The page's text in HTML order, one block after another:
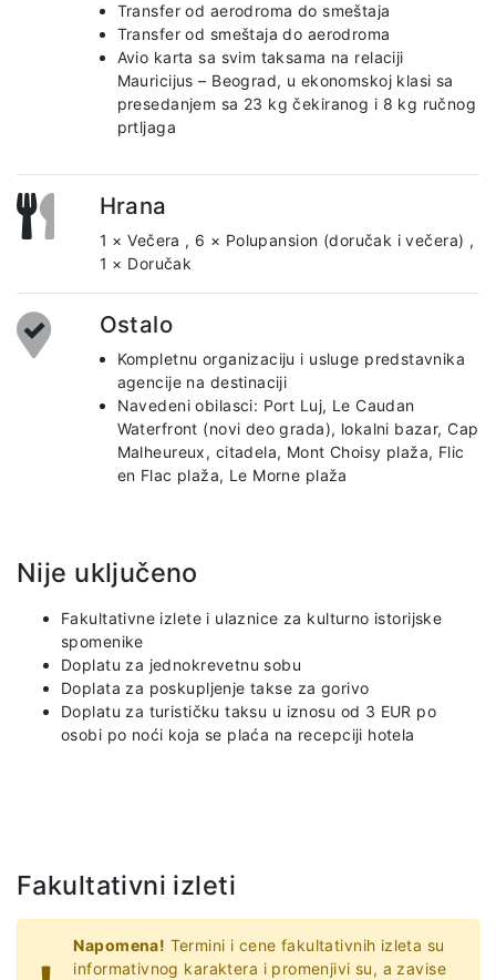
Transfer od aerodroma do smeštaja
Transfer od smeštaja do aerodroma
Avio karta sa svim taksama na relaciji
Mauricijus – Beograd, u ekonomskoj klasi sa
presedanjem sa 23 kg čekiranog i 8 kg ručnog
prtljaga
Hrana
1 × Večera , 6 × Polupansion (doručak i večera) ,
1 × Doručak
Ostalo
Kompletnu organizaciju i usluge predstavnika
agencije na destinaciji
Navedeni obilasci: Port Luj, Le Caudan
Waterfront (novi deo grada), lokalni bazar, Cap
Malheureux, citadela, Mont Choisy plaža, Flic
en Flac plaža, Le Morne plaža
Nije uključeno
Fakultativne izlete i ulaznice za kulturno istorijske
spomenike
Doplatu za jednokrevetnu sobu
Doplata za poskupljenje takse za gorivo
Doplatu za turističku taksu u iznosu od 3 EUR po
osobi po noći koja se plaća na recepciji hotela
Fakultativni izleti
Napomena! Termini i cene fakultativnih izleta su
informativnog karaktera i promenjivi su, a zavise